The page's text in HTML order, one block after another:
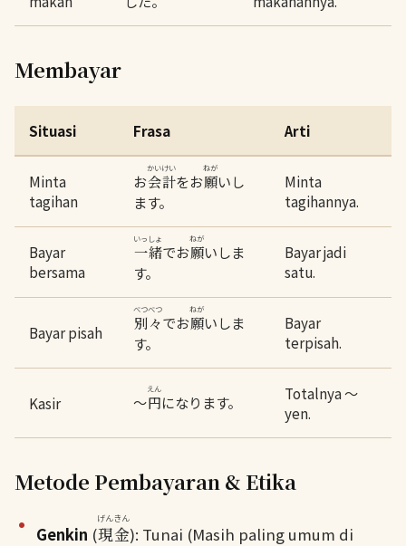
Membayar
Situasi Frasa Arti
Minta
tagihan
お会計
かいけい
をお願
ねが
いし
ます。
Minta
tagihannya.
Bayar
bersama
一緒
いっしょ
でお願
ねが
いしま
す。
Bayar jadi
satu.
Bayar pisah 別々
べつべつ
でお願
ねが
いしま
す。
Bayar
terpisah.
Kasir ～円
えん
になります。
Totalnya ～
yen.
Metode Pembayaran & Etika
Genkin (現金
げんきん
): Tunai (Masih paling umum di